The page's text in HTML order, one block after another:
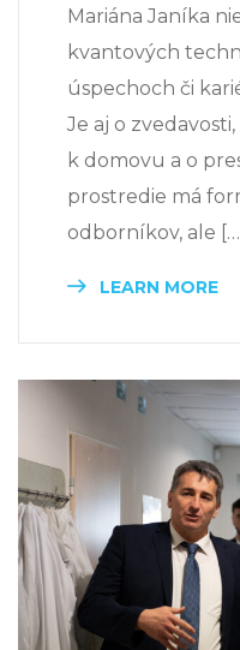
Mariána Janíka
kvantových
úspechoch či
Je aj o
k domovu a o
prostredie má
odborníkov, ale
LEARN MORE